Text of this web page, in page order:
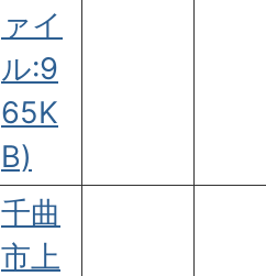
ァイ
ル:9
65K
B)
千曲
市上